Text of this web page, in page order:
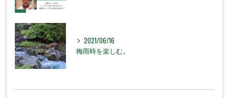
2021/06/16
梅雨時を楽しむ。